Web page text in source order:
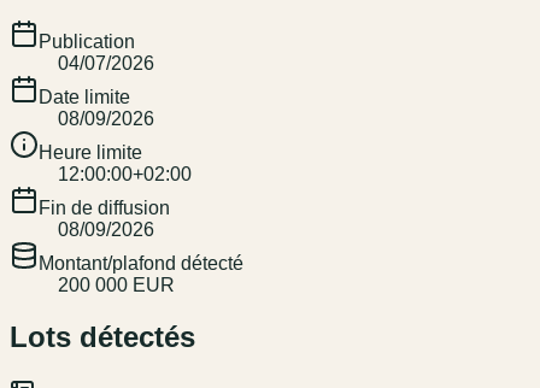
Publication
04/07/2026
Date limite
08/09/2026
Heure limite
12:00:00+02:00
Fin de diffusion
08/09/2026
Montant/plafond détecté
200 000 EUR
Lots détectés